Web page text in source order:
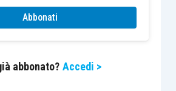
maquillage normativo, coordinati
vari punti del Codice civile dei
[1].
Abbonati
abbonato? Accedi >